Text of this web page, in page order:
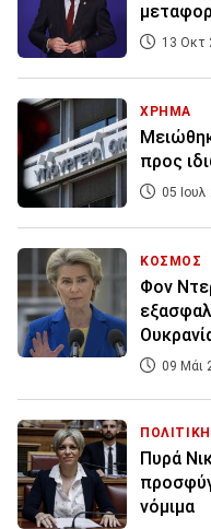
13 Οκτ
ΧΡΗΜΑ
προς
05
ΚΟΣΜΟΣ
Φον
09 Μάι
ΠΟΛΙΤΙΚΗ
Πυρά
νόμιμα